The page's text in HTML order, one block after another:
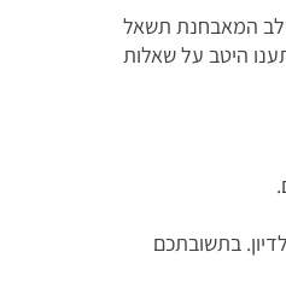
שלב המאבחנת תשאל
היטב על שאלות
בתשובתכם